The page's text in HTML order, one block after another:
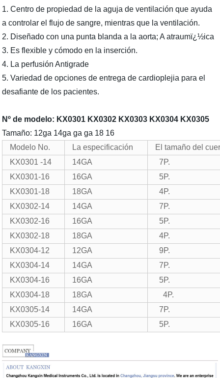
1. Centro de propiedad de la aguja de ventilación que ayuda
a controlar el flujo de sangre, mientras que la ventilación.
2. Diseñado con una punta blanda a la aorta; A atraumï¿½ica
3. Es flexible y cómodo en la inserción.
4. La perfusión Antigrade
5. Variedad de opciones de entrega de cardioplejia para el
desafiante de los pacientes.
Nº de modelo: KX0301 KX0302 KX0303 KX0304 KX0305
Tamaño: 12ga 14ga ga ga 18 16
Modelo No.
La especificación
El tamaño del
KX0301 -14
14GA
7P.
KX0301-16
16GA
5P.
KX0301-18
18GA
4P.
KX0302-14
14GA
7P.
KX0302-16
16GA
5P.
KX0302-18
18GA
4P.
KX0304-12
12GA
9P.
KX0304-14
14GA
7P.
KX0304-16
16GA
5P.
KX0304-18
18GA
4P.
KX0305-14
14GA
7P.
KX0305-16
16GA 5P.